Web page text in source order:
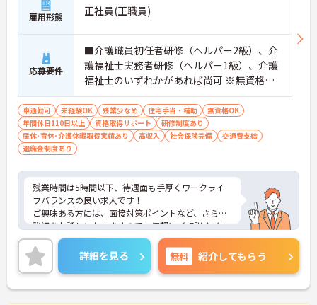
雇用形態 正社員(正職員)
応募要件
■介護職員初任者研修（ヘルパー2級）、介
護福祉士実務者研修（ヘルパー1級）、介護
福祉士のいずれかがあれば尚可 ※無資格・
未経験相談可
車通勤可 未経験OK 残業少なめ 住宅手当・補助
無資格OK
年間休日110日以上
資格取得サポート
研修制度あり
産休･育休･介護休暇取得実績あり
高収入 社会保険完備
交通費支給
退職金制度あり
残業時間は5時間以下、待遇面も手厚くワークライ
フバランスの良い求人です！
ご興味ある方には、面接対策ポイントなど、さらに
詳細をお話しいたしますのでお気軽にご相談くださ
い！
詳細を見る 無料 紹介してもらう